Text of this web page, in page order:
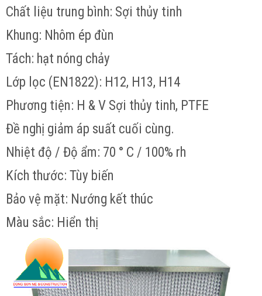
Chất liệu trung bình: Sợi thủy tinh
Khung: Nhôm ép đùn
Tách: hạt nóng chảy
Lớp lọc (EN1822): H12, H13, H14
Phương tiện: H & V Sợi thủy tinh, PTFE
Đề nghị giảm áp suất cuối cùng.
Nhiệt độ / Độ ẩm: 70 ° C / 100% rh
Kích thước: Tùy biến
Bảo vệ mặt: Nướng kết thúc
Màu sắc: Hiển thị